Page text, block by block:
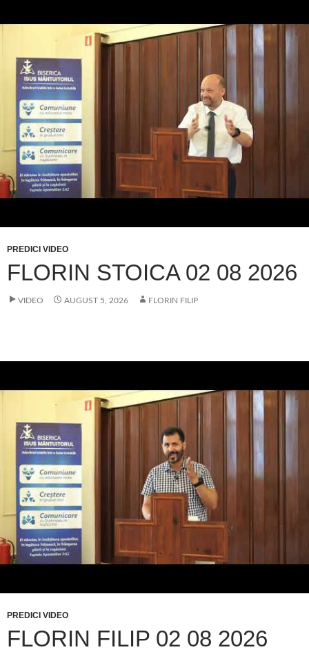
PREDICI VIDEO
FLORIN STOICA 02 08 2026
VIDEO AUGUST 5, 2026 FLORIN FILIP
PREDICI VIDEO
FLORIN FILIP 02 08 2026